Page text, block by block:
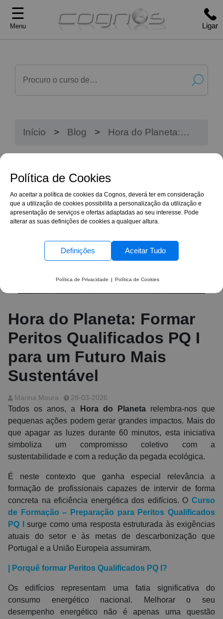
Política de Cookies
Ao aceitar a política de cookies da Cognos, deverá ter em consideração
que a utilização de cookies possibilita a personalização da utilização e
apresentação de serviços e ofertas adaptadas ao seu interesse. Pode
alterar as suas definições de cookies a qualquer altura.
Definições Aceitar Tudo
Política de Privacidade | Política de Cookies
☰
Menu Ligar
Início Blog
Hora do Planeta:
Futuro Mais Sustentável
Hora do Planeta: Formar
Peritos Qualificados PQ I
para um Futuro Mais
Sustentável
Marina Moura 28-03-2026
Todos os anos, a Hora do Planetarelembra-nos que
pequenas ações podem gerar grandes impactos. Mais do
que apagar as luzes durante 60 minutos, esta iniciativa
simboliza um compromisso coletivo com a
sustentabilidade e com a redução da pegada ecológica.
É neste contexto que ganha especial relevância a
formação de profissionais capazes de intervir de forma
concreta na eficiência energética dos edifícios. O Curso
de Formação – Preparação para Peritos Qualificados
PQ I
surge como uma resposta estruturada às exigências
atuais do setor e às metas de descarbonização que
Portugal e a União Europeia assumiram.
| Porquê formar Peritos Qualificados PQ I?
Os edifícios representam uma fatia significativa do
consumo energético nacional. Melhorar o seu
desempenho energético não é apenas uma questão